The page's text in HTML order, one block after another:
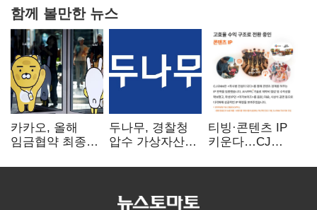
함께 볼만한 뉴스
카카오, 올해
임금협약 최종
인상·격려금
두나무, 경찰청
압수 가상자산
커스터디 사업
티빙·콘텐츠 IP
키운다…CJ
글로벌 확장 가속